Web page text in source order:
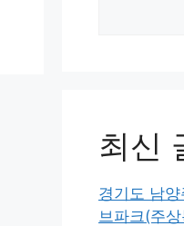
최신
경기도 남
브파크(주